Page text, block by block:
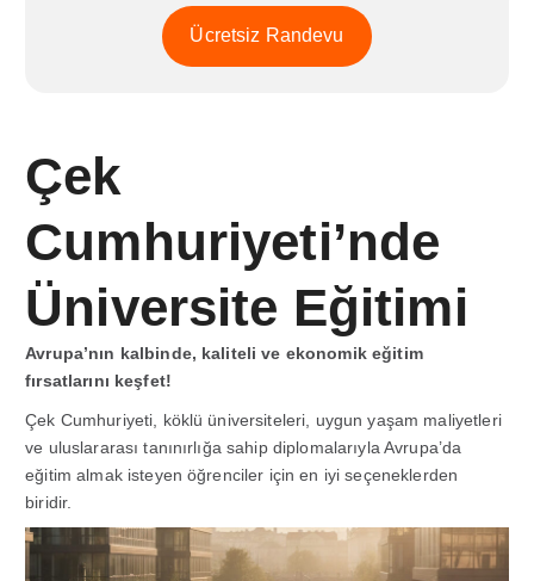
Ücretsiz Randevu
Çek
Cumhuriyeti’nde
Üniversite Eğitimi
Avrupa’nın kalbinde, kaliteli ve ekonomik eğitim
fırsatlarını keşfet!
Çek Cumhuriyeti, köklü üniversiteleri, uygun yaşam maliyetleri
ve uluslararası tanınırlığa sahip diplomalarıyla Avrupa’da
eğitim almak isteyen öğrenciler için en iyi seçeneklerden
biridir.